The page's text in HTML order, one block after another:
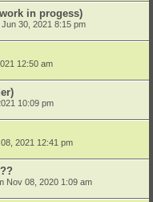
in progess)
Jun 30, 2021 8:15 pm
12:50 am
10:09 pm
2021 12:41 pm
Nov 08, 2020 1:09 am